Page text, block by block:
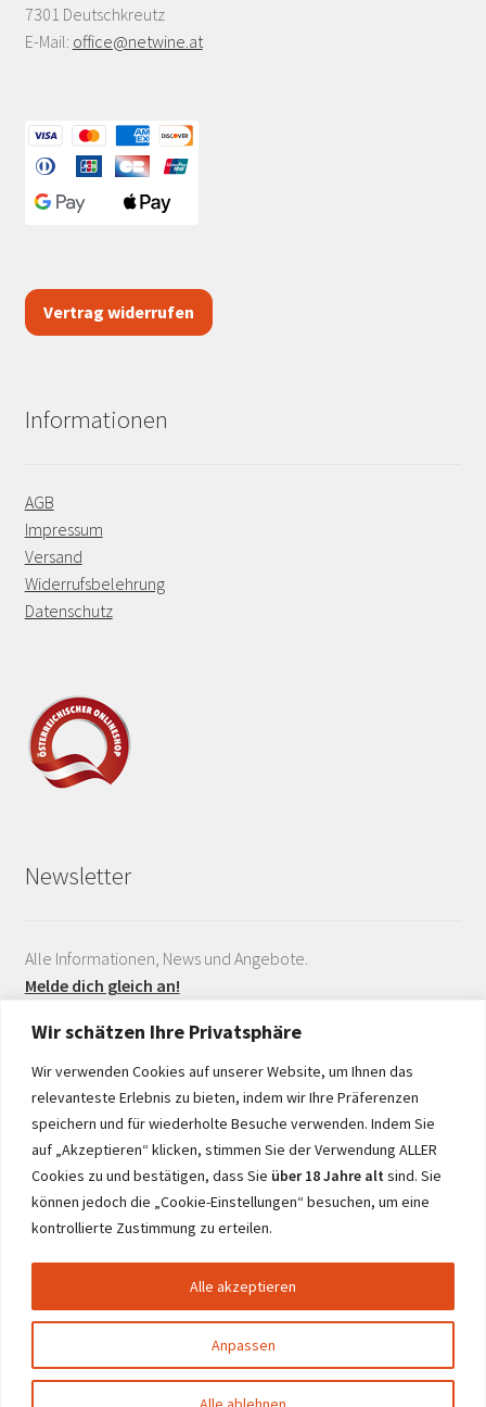
Wir schätzen Ihre Privatsphäre
Wir verwenden Cookies auf unserer Website, um Ihnen das
relevanteste Erlebnis zu bieten, indem wir Ihre Präferenzen
speichern und für wiederholte Besuche verwenden. Indem Sie
auf „Akzeptieren“ klicken, stimmen Sie der Verwendung ALLER
Cookies zu und bestätigen, dass Sie über 18 Jahre alt sind. Sie
können jedoch die „Cookie-Einstellungen“ besuchen, um eine
kontrollierte Zustimmung zu erteilen.
Anpassen
Alle akzeptieren
7301 Deutschkreutz
E-Mail: office@netwine.at
Vertrag widerrufen
Informationen
AGB
Impressum
Versand
Widerrufsbelehrung
Datenschutz
Newsletter
Alle Informationen, News und Angebote.
Melde dich gleich an!
Realisiert durch
© netwine.at 2026